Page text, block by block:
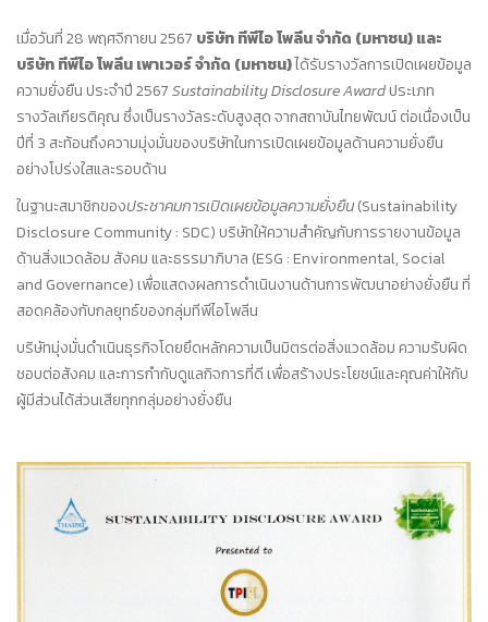
เมื่อวันที่ 28 พฤศจิกายน 2567 บริษัททีพีไอโพลีนจำกัด (มหาชน)และ
บริษัททีพีไอโพลีนเพาเวอร์จำกัด (มหาชน)ได้รับรางวัลการเปิดเผยข้อมูล
ความยั่งยืน ประจำปี 2567Sustainability Disclosure Awardประเภท
รางวัลเกียรติคุณ ซึ่งเป็นรางวัลระดับสูงสุด จากสถาบันไทยพัฒน์ ต่อเนื่องเป็น
ปีที่ 3 สะท้อนถึงความมุ่งมั่นของบริษัทในการเปิดเผยข้อมูลด้านความยั่งยืน
อย่างโปร่งใสและรอบด้าน
ในฐานะสมาชิกของประชาคมการเปิดเผยข้อมูลความยั่งยืน(Sustainability
Disclosure Community : SDC) บริษัทให้ความสำคัญกับการรายงานข้อมูล
ด้านสิ่งแวดล้อม สังคม และธรรมาภิบาล (ESG : Environmental, Social
and Governance) เพื่อแสดงผลการดำเนินงานด้านการพัฒนาอย่างยั่งยืน ที่
สอดคล้องกับกลยุทธ์ของกลุ่มทีพีไอโพลีน
บริษัทมุ่งมั่นดำเนินธุรกิจโดยยึดหลักความเป็นมิตรต่อสิ่งแวดล้อม ความรับผิด
ชอบต่อสังคม และการกำกับดูแลกิจการที่ดี เพื่อสร้างประโยชน์และคุณค่าให้กับ
ผู้มีส่วนได้ส่วนเสียทุกกลุ่มอย่างยั่งยืน